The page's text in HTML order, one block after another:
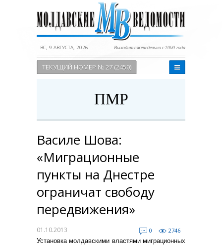
ВС, 9 АВГУСТА, 2026 Выходит еженедельно с 2000 года
ТЕКУЩИЙ НОМЕР № 27 (2450)
ПМР
Василе Шова:
«Миграционные
пункты на Днестре
ограничат свободу
передвижения»
01.10.2013 0
2746
Установка молдавскими властями миграционных